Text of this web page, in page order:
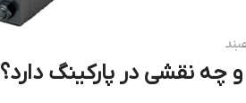
نقشی در پارکینگ دارد؟